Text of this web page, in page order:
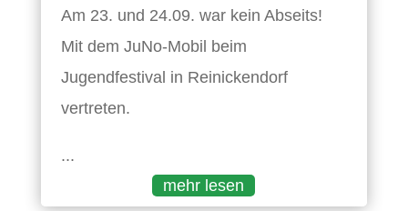
Am 23. und 24.09. war kein Abseits!
Mit dem JuNo-Mobil beim
Jugendfestival in Reinickendorf
vertreten.
...
mehr lesen